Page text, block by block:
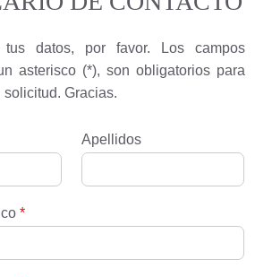
tus datos, por favor. Los campos
asterisco (*), son obligatorios para
solicitud. Gracias.
Apellidos
*